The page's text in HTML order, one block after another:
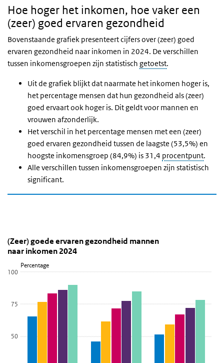
Hoe hoger het inkomen, hoe vaker een
(zeer) goed ervaren gezondheid
Bovenstaande grafiek presenteert cijfers over (zeer) goed
ervaren gezondheid naar inkomen in 2024. De verschillen
tussen inkomensgroepen zijn statistisch getoetst.
Uit de grafiek blijkt dat naarmate het inkomen hoger is,
het percentage mensen dat hun gezondheid als (zeer)
goed ervaart ook hoger is. Dit geldt voor mannen en
vrouwen afzonderlijk.
Het verschil in het percentage mensen met een (zeer)
goed ervaren gezondheid tussen de laagste (53,5%) en
hoogste inkomensgroep (84,9%) is 31,4 procentpunt.
Alle verschillen tussen inkomensgroepen zijn statistisch
significant.
Mannen
Sla de grafiek '(Zeer) goede ervaren gezondheid mannen naar
(Zeer) goede ervaren gezondheid mannen naar
Staaf grafiek met 15 reeksen.
Bekijk als data tabel.
De grafiek heeft 1 Y-as die Percentage weergeeft.
Percentage
(Zeer) goede ervaren gezondheid mannen
naar inkomen 2024
50
75
100